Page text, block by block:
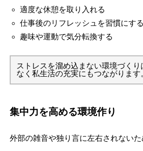
適度な休憩を取り入れる
仕事後のリフレッシュを習慣にする
趣味や運動で気分転換する
ストレスを溜め込まない環境づく
なく私生活の充実にもつながります
集中力を高める環境作り
外部の雑音や独り言に左右されないた